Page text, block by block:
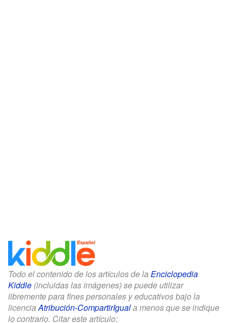
Todo el contenido de los artículos de la Enciclopedia
Kiddle (incluidas las imágenes) se puede utilizar
libremente para fines personales y educativos bajo la
licenciaAtribución-CompartirIguala menos que se indique
lo contrario. Citar este artículo: